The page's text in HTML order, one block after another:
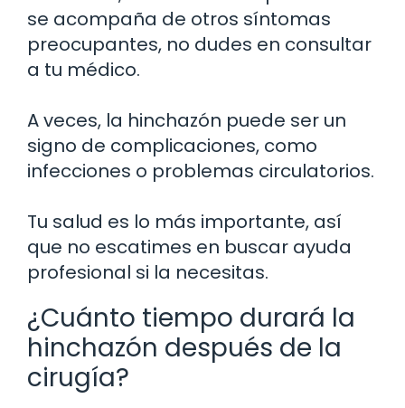
se acompaña de otros síntomas
preocupantes, no dudes en consultar
a tu médico.
A veces, la hinchazón puede ser un
signo de complicaciones, como
infecciones o problemas circulatorios.
Tu salud es lo más importante, así
que no escatimes en buscar ayuda
profesional si la necesitas.
¿Cuánto tiempo durará la
hinchazón después de la
cirugía?